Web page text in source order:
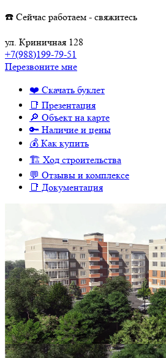
☎️ Сейчас работаем - свяжитесь
ул. Криничная 128
+7(988)199-79-51
Перезвоните мне
❤️ Скачать буклет
📑 Презентация
🔎 Объект на карте
🔑 Наличие и цены
💰 Как купить
🏗 Ход строительства
💬 Отзывы и комплексе
📑 Документация